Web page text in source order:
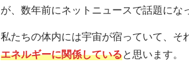
が、数年前にネットニュースで話題にな
私たちの体内には宇宙が宿っていて、そ
エネルギーに関係していると思います。